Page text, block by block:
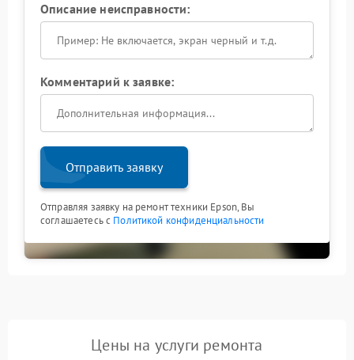
Описание неисправности:
Комментарий к заявке:
Отправить заявку
Отправляя заявку на ремонт техники Epson, Вы
соглашаетесь с Политикой конфиденциальности
Цены на услуги ремонта